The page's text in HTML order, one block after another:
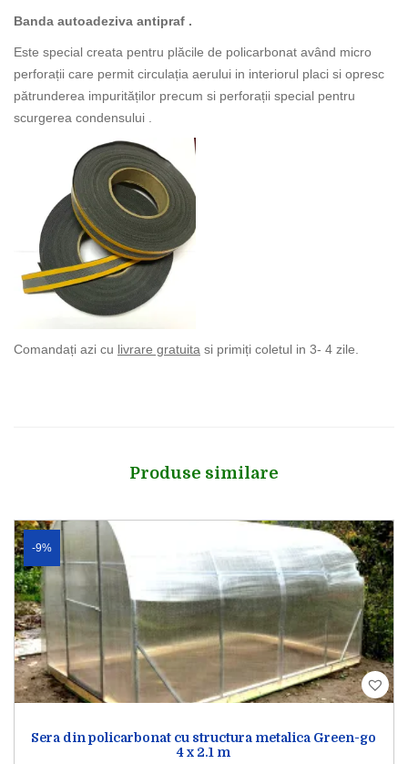
Banda autoadeziva antipraf .
Este special creata pentru plăcile de policarbonat având micro
perforații care permit circulația aerului in interiorul placi si opresc
pătrunderea impurităților precum si perforații special pentru
scurgerea condensului .
Comandați azi cu livrare gratuita si primiți coletul in 3- 4 zile.
Produse similare
-9%
Sera din policarbonat cu structura metalica Green-go
4 x 2.1 m